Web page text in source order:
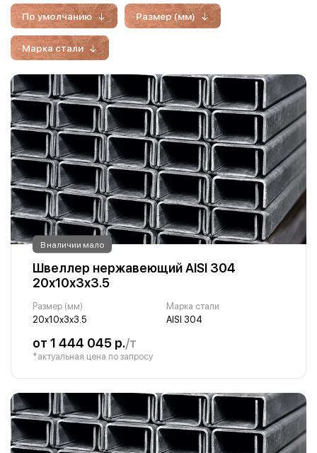
По умолчанию Размер (мм)
Марка стали
В наличии мало
Швеллер нержавеющий AISI 304
20х10х3х3.5
Размер (мм)
20х10х3х3.5
Марка стали
AISI 304
от 1 444 045 р./т
*актуальная цена по запросу